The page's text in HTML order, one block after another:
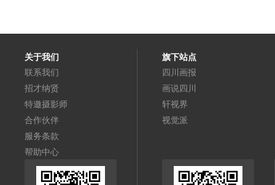
关于我们
联系我们
招才纳贤
特邀摄影师
合作伙伴
服务条款
帮助中心
旗下站点
四川画报
画说四川
轩视界
视觉派